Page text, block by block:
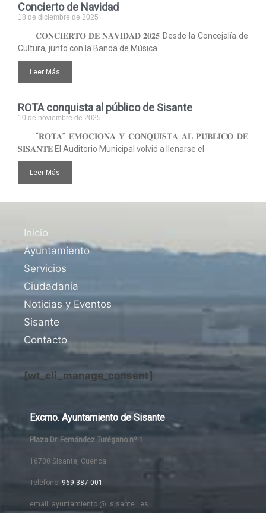
Concierto de Navidad
18 de diciembre de 2025
𝐂𝐎𝐍𝐂𝐈𝐄𝐑𝐓𝐎 𝐃𝐄 𝐍𝐀𝐕𝐈𝐃𝐀𝐃 𝟐𝟎𝟐𝟓 Desde la Concejalía de
Cultura, junto con la Banda de Música
Leer Más
ROTA conquista al público de Sisante
10 de noviembre de 2025
“𝐑𝐎𝐓𝐀” 𝐄𝐌𝐎𝐂𝐈𝐎𝐍𝐀 𝐘 𝐂𝐎𝐍𝐐𝐔𝐈𝐒𝐓𝐀 𝐀𝐋 𝐏𝐔́𝐁𝐋𝐈𝐂𝐎 𝐃𝐄
𝐒𝐈𝐒𝐀𝐍𝐓𝐄 El Auditorio Municipal volvió a llenarse el
Leer Más
Inicio
Ayuntamiento
Servicios
Ciudadanía
Noticias y Eventos
Sisante
Contacto
[wt_cli_manage_consent]
Excmo. Ayuntamiento de Sisante
Plaza Dr. Fernández Turégano nº 1
16700 Sisante, Cuenca
Teléfono: 969 387 001
email: ayuntamiento @ sisante . es